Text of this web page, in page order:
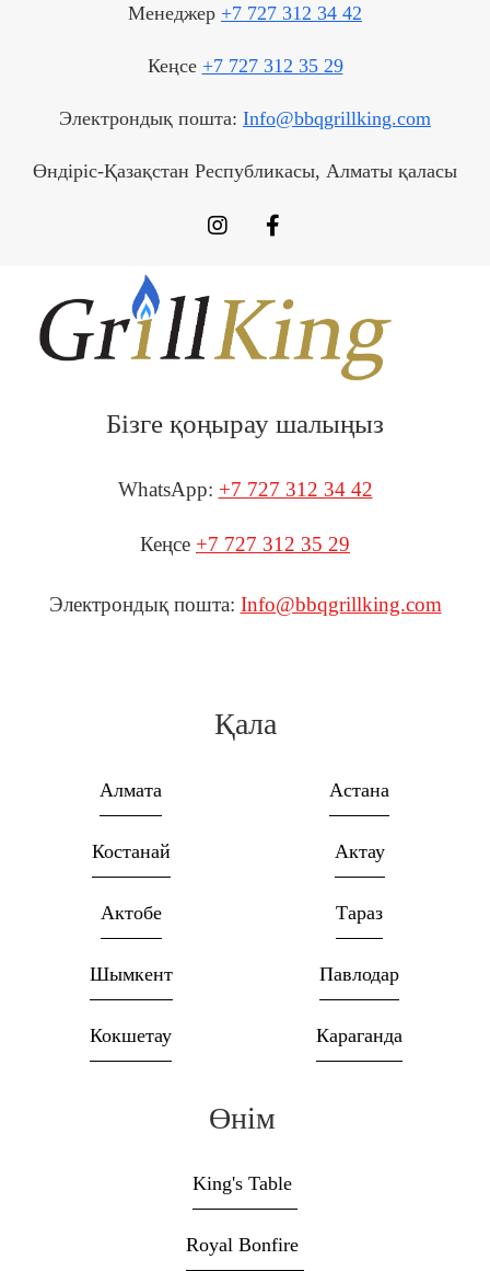
Менеджер +7 727 312 34 42
Кеңсе +7 727 312 35 29
Электрондық пошта: Info@bbqgrillking.com
Өндіріс-Қазақстан Республикасы, Алматы қаласы
Бізге қоңырау шалыңыз
WhatsApp: +7 727 312 34 42
Кеңсе +7 727 312 35 29
Электрондық пошта: Info@bbqgrillking.com
Қала
Алмата
Костанай
Актобе
Шымкент
Кокшетау
Астана
Актау
Тараз
Павлодар
Караганда
Өнім
King's Table
Royal Bonfire